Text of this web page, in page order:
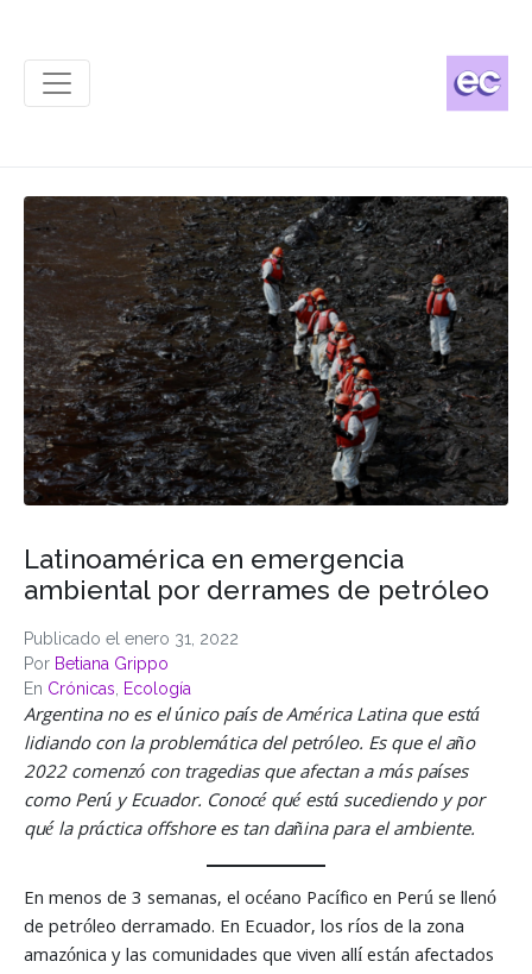
Publicado el enero 31, 2022
Por Betiana Grippo
En Crónicas Ecología
Latinoamérica en emergencia
ambiental por derrames de petróleo
Argentina no es el único país de América Latina que está
lidiando con la problemática del petróleo. Es que el año
2022 comenzó con tragedias que afectan a más países
como Perú y Ecuador. Conocé qué está sucediendo y por
qué la práctica offshore es tan dañina para el ambiente.
En menos de 3 semanas, el océano Pacífico en Perú se llenó
de petróleo derramado. En Ecuador, los ríos de la zona
amazónica y las comunidades que viven allí están afectados